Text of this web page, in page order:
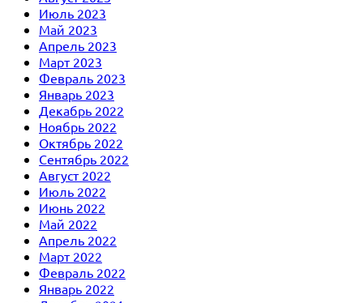
Июль 2023
Май 2023
Апрель 2023
Март 2023
Февраль 2023
Январь 2023
Декабрь 2022
Ноябрь 2022
Октябрь 2022
Сентябрь 2022
Август 2022
Июль 2022
Июнь 2022
Май 2022
Апрель 2022
Март 2022
Февраль 2022
Январь 2022